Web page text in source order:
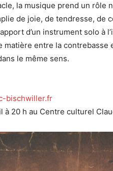
la musique prend un rôle
de joie, de tendresse, de
d’un instrument solo à
matière entre la
le même sens.
bischwiller.fr
à 20 h au Centre culturel